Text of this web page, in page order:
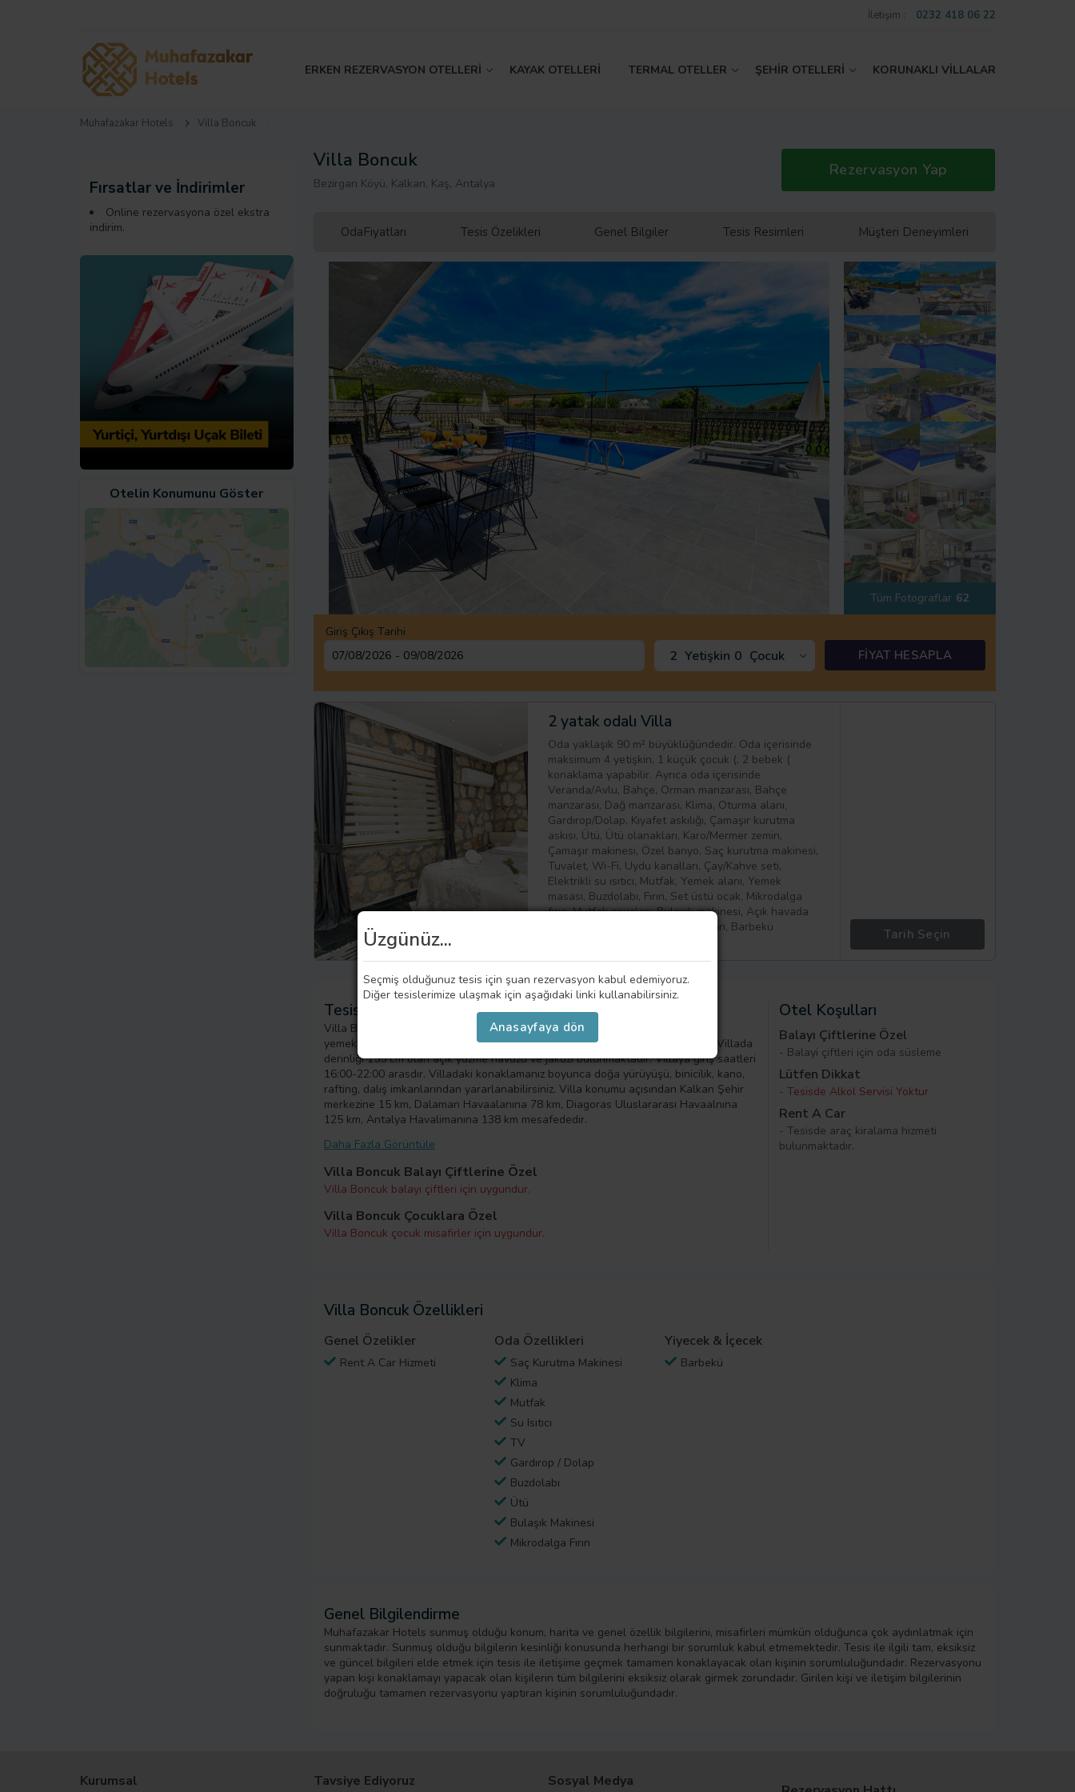
İletişim : 0232 418 06 22
ERKEN REZERVASYON OTELLERİ KAYAK OTELLERİ TERMAL OTELLER ŞEHİR OTELLERİ KORUNAKLI VİLLALAR
Muhafazakar Hotels Villa Boncuk
Fırsatlar ve İndirimler
Online rezervasyona özel ekstra
indirim.
Otelin Konumunu Göster
Villa Boncuk
Bezirgan Köyü, Kalkan, Kaş, Antalya
Rezervasyon Yap
OdaFiyatları Tesis Özelikleri Genel Bilgiler Tesis Resimleri Müşteri Deneyimleri
Tüm Fotograflar 62
Giriş Çıkış Tarihi
2 Yetişkin 0 Çocuk FİYAT HESAPLA
2 yatak odalı Villa
Oda yaklaşık 90 m² büyüklüğündedir. Oda içerisinde
maksimum 4 yetişkin, 1 küçük çocuk (, 2 bebek (
konaklama yapabilir. Ayrıca oda içerisinde
Veranda/Avlu, Bahçe, Orman manzarası, Bahçe
manzarası, Dağ manzarası, Klima, Oturma alanı,
Gardırop/Dolap, Kıyafet askılığı, Çamaşır kurutma
askısı, Ütü, Ütü olanakları, Karo/Mermer zemin,
Çamaşır makinesi, Özel banyo, Saç kurutma makinesi,
Tuvalet, Wi-Fi, Uydu kanalları, Çay/Kahve seti,
Elektrikli su ısıtıcı, Mutfak, Yemek alanı, Yemek
masası, Buzdolabı, Fırın, Set üstü ocak, Mikrodalga
fırın, Mutfak eşyaları, Bulaşık makinesi, Açık havada
yemek alanı, Dış mekan mobilyaları, Barbekü
Tarih Seçin
Tesis Hakkında Genel Bilgiler
Villa Boncuk Kaş Kalkan'da hizmet veren 2 yatak odalı villadır. Villa içerisinde
yemeklerinizi pişirip, yiyebileceğiniz mutfak ve mutfak eşyaları bulunmaktadır. Villada
derinliği 155 cm olan açık yüzme havuzu ve jakuzi bulunmaktadır. Villaya giriş saatleri
16:00-22:00 arasdır. Villadaki konaklamanız boyunca doğa yürüyüşü, binicilik, kano,
rafting, dalış imkanlarından yararlanabilirsiniz. Villa konumu açısından Kalkan Şehir
merkezine 15 km, Dalaman Havaalanına 78 km, Diagoras Uluslararası Havaalnına
125 km, Antalya Havalimanına 138 km mesafededir.
Daha Fazla Görüntüle
Villa Boncuk Balayı Çiftlerine Özel
Villa Boncuk balayı çiftleri için uygundur.
Villa Boncuk Çocuklara Özel
Villa Boncuk çocuk misafirler için uygundur.
Otel Koşulları
Balayı Çiftlerine Özel
- Balayi çiftleri için oda süsleme
Lütfen Dikkat
- Tesisde Alkol Servisi Yoktur
Rent A Car
- Tesisde araç kiralama hizmeti
bulunmaktadır.
Villa Boncuk Özellikleri
Genel Özelikler
Rent A Car Hizmeti
Oda Özellikleri
Saç Kurutma Makinesi
Klima
Mutfak
Su Isıtıcı
TV
Gardırop / Dolap
Buzdolabı
Ütü
Bulaşık Makinesi
Mikrodalga Fırın
Yiyecek & İçecek
Barbekü
Genel Bilgilendirme
Muhafazakar Hotels sunmuş olduğu konum, harita ve genel özellik bilgilerini, misafirleri mümkün olduğunca çok aydınlatmak için
sunmaktadır. Sunmuş olduğu bilgilerin kesinliği konusunda herhangi bir sorumluk kabul etmemektedir. Tesis ile ilgili tam, eksiksiz
ve güncel bilgileri elde etmek için tesis ile iletişime geçmek tamamen konaklayacak olan kişinin sorumluluğundadır. Rezervasyonu
yapan kişi konaklamayı yapacak olan kişilerin tüm bilgilerini eksiksiz olarak girmek zorundadır. Girilen kişi ve iletişim bilgilerinin
doğruluğu tamamen rezervasyonu yaptıran kişinin sorumluluğundadır.
Kurumsal Tavsiye Ediyoruz Sosyal Medya
Üzgünüz...
Seçmiş olduğunuz tesis için şuan rezervasyon kabul edemiyoruz.
Diğer tesislerimize ulaşmak için aşağıdaki linki kullanabilirsiniz.
Anasayfaya dön